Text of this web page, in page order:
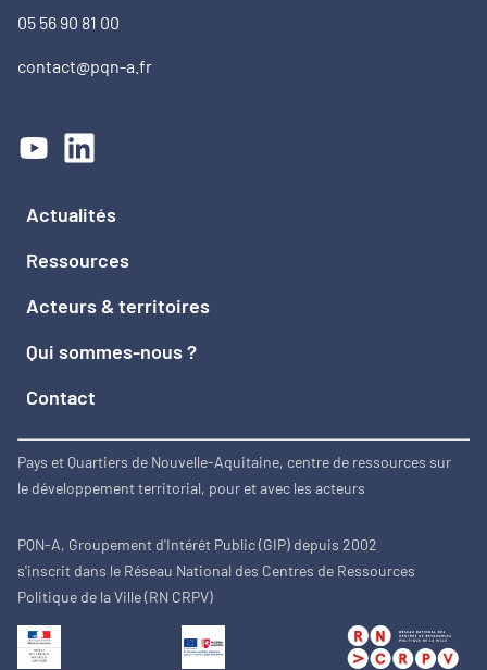
05 56 90 81 00
contact@pqn-a.fr
Actualités
Ressources
Acteurs & territoires
Qui sommes-nous ?
Contact
Pays et Quartiers de Nouvelle-Aquitaine, centre de ressources sur
le développement territorial, pour et avec les acteurs
PQN-A, Groupement d'Intérêt Public (GIP) depuis 2002
s'inscrit dans le Réseau National des Centres de Ressources
Politique de la Ville (RN CRPV)